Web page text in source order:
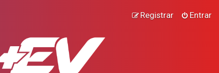
Entrar
Registrar